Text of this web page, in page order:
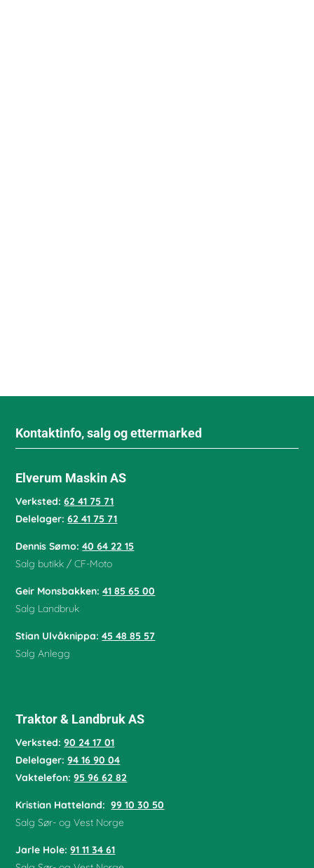
Kontaktinfo, salg og ettermarked
Elverum Maskin AS
Verksted:62 41 75 71
Delelager:62 41 75 71
Dennis Sømo:40 64 22 15
Salg butikk / CF-Moto
Geir Monsbakken:41 85 65 00
Salg Landbruk
Stian Ulvåknippa:45 48 85 57
Salg Anlegg
Traktor & Landbruk AS
Verksted:90 24 17 01
Delelager:94 16 90 04
Vaktelefon:95 96 62 82
Kristian Hatteland: 99 10 30 50
Salg Sør- og Vest Norge
Jarle Hole: 91 11 34 61